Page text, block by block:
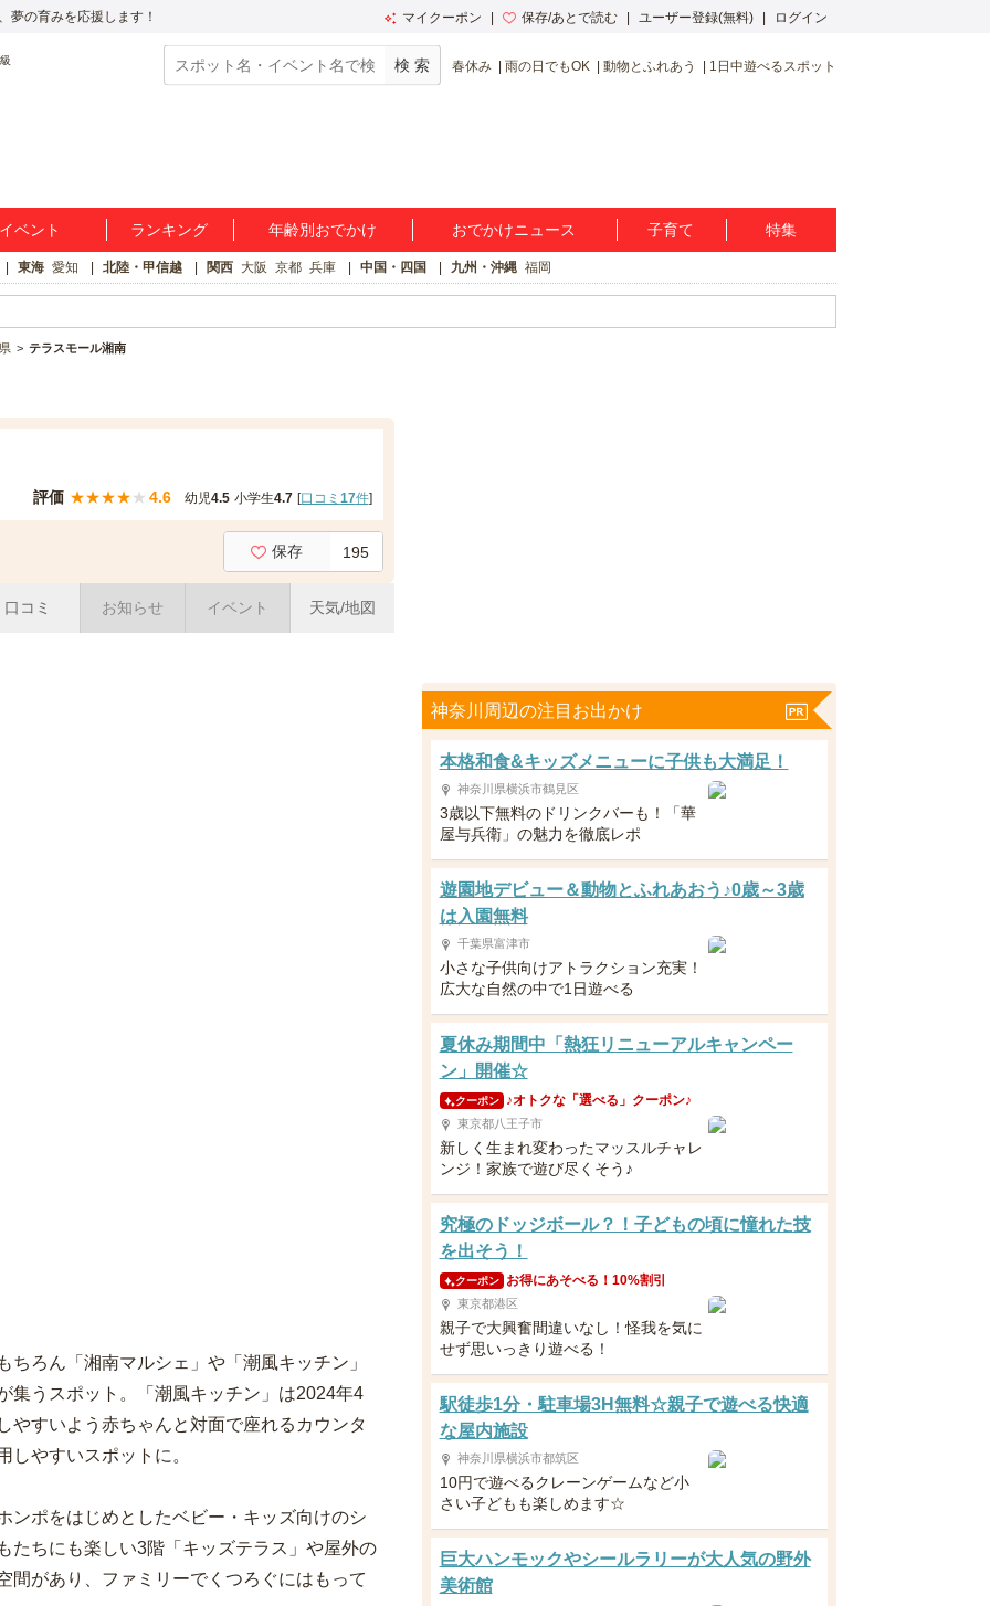
夢の育みを応援します！ マイクーポン 保存/あとで読む ユーザー登録(無料) ログイン
春休み 雨の日でもOK 動物とふれあう 1日中遊べるスポット
ベント ランキング 年齢別おでかけ おでかけニュース 子育て 特集
東海 愛知 北陸・甲信越 関西 大阪 京都 兵庫 中国・四国 九州・沖縄 福岡
テラスモール湘南
評価 ★★★★★ 4.6 幼児4.5 小学生4.7 [口コミ 17件]
保存 195
口コミ お知らせ イベント 天気/地図
ろん「湘南マルシェ」や「潮風キッチン」
集うスポット。「潮風キッチン」は2024年4
やすいよう赤ちゃんと対面で座れるカウンタ
しやすいスポットに。
ンポをはじめとしたベビー・キッズ向けのシ
たちにも楽しい3階「キッズテラス」や屋外の
間があり、ファミリーでくつろぐにはもって
神奈川周辺の注目お出かけ
本格和食&キッズメニューに子供も大満足！
神奈川県横浜市鶴見区
3歳以下無料のドリンクバーも！「華
屋与兵衛」の魅力を徹底レポ
遊園地デビュー＆動物とふれあおう♪0歳～3歳
は入園無料
千葉県富津市
小さな子供向けアトラクション充実！
広大な自然の中で1日遊べる
夏休み期間中「熱狂リニューアルキャンペー
ン」開催☆
クーポン ♪オトクな「選べる」クーポン♪
東京都八王子市
新しく生まれ変わったマッスルチャレ
ンジ！家族で遊び尽くそう♪
究極のドッジボール？！子どもの頃に憧れた技
を出そう！
クーポン お得にあそべる！10%割引
東京都港区
親子で大興奮間違いなし！怪我を気に
せず思いっきり遊べる！
駅徒歩1分・駐車場3H無料☆親子で遊べる快適
な屋内施設
神奈川県横浜市都筑区
10円で遊べるクレーンゲームなど小
さい子どもも楽しめます☆
巨大ハンモックやシールラリーが大人気の野外
美術館